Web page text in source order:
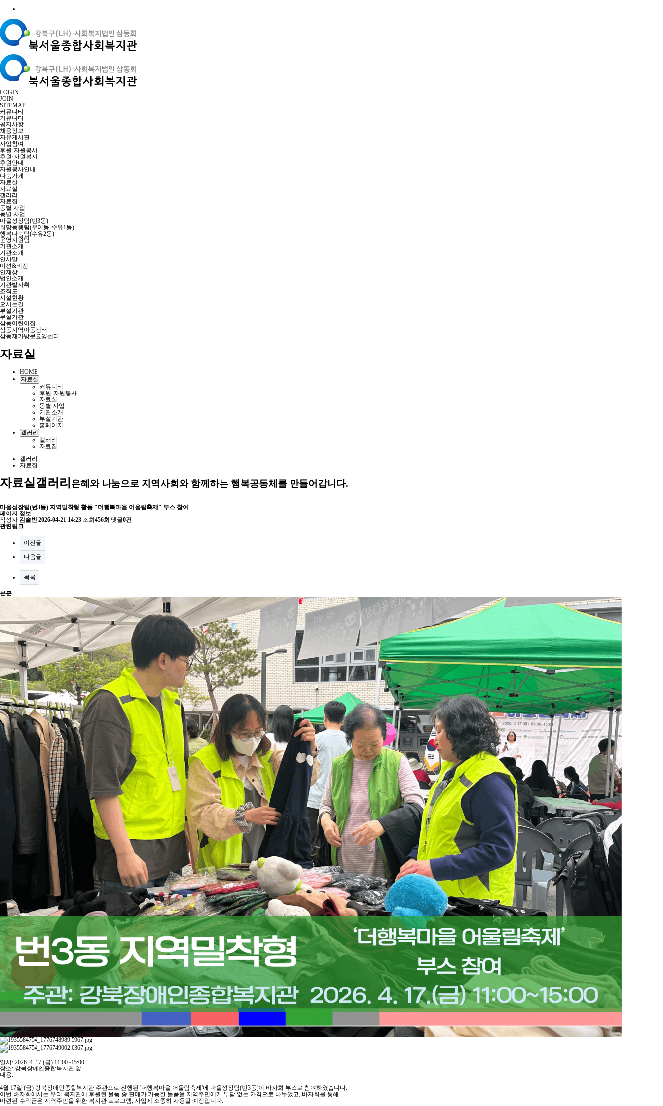
LOGIN
JOIN
SITEMAP
커뮤니티
커뮤니티
공지사항
채용정보
자유게시판
사업참여
후원·자원봉사
후원·자원봉사
후원안내
자원봉사안내
나눔가게
자료실
자료실
갤러리
자료집
동별 사업
동별 사업
마을성장팀(번3동)
희망동행팀(우이동·수유1동)
행복나눔팀(수유2동)
운영지원팀
기관소개
기관소개
인사말
미션&비전
인재상
법인소개
기관발자취
조직도
시설현황
오시는길
부설기관
부설기관
삼동어린이집
삼동지역아동센터
삼동재가방문요양센터
자료실
HOME
자료실
커뮤니티
후원·자원봉사
자료실
동별 사업
기관소개
부설기관
홈페이지
갤러리
갤러리
자료집
갤러리
자료집
자료실갤러리 은혜와 나눔으로 지역사회와 함께하는 행복공동체를 만들어갑니다.
마을성장팀(번3동) 지역밀착형 활동 "더행복마을 어울림축제" 부스 참여
페이지 정보
작성자 김솔빈 2026-04-21 14:23 조회 456회 댓글0건
관련링크
이전글
다음글
목록
본문
일시: 2026. 4. 17.(금) 11:00~15:00
장소: 강북장애인종합복지관 앞
내용:
4월 17일 (금) 강북장애인종합복지관 주관으로 진행된 '더행복마을 어울림축제'에 마을성장팀(번3동)이 바자회 부스로 참여하였습니다.
이번 바자회에서는 우리 복지관에 후원된 물품 중 판매가 가능한 물품을 지역주민에게 부담 없는 가격으로 나누었고, 바자회를 통해
마련된 수익금은 지역주민을 위한 복지관 프로그램, 사업에 소중히 사용될 예정입니다.